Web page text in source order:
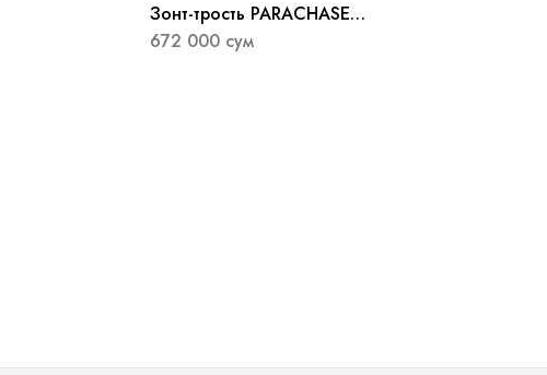
Зонт-трость PARACHASE
DIPLOMAT
672 000 сум